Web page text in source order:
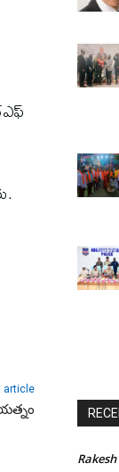
article
Rakesh